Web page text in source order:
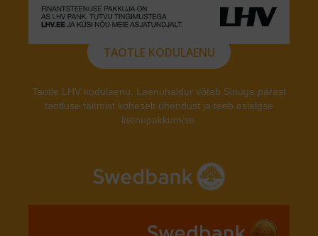
TAOTLE KODULAENU
Taotle LHV kodulaenu. Laenuhaldur võtab Sinuga pärast
taotluse täitmist koheselt ühendust ja teeb esialgse
laenupakkumise.